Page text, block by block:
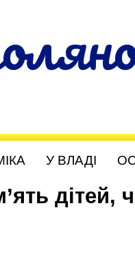
У ВЛАДІ
дітей,